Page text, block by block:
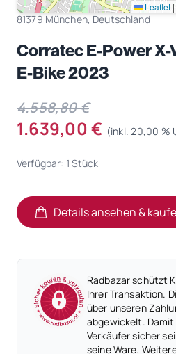
Leaflet |
81379 München, Deutschland
Corratec E-Power X-
E-Bike 2023
4.558,80 €
1.639,00 € (inkl. 20,00 %
Verfügbar: 1 Stück
Details ansehen &
(öffnet in
(öffnet in
Radbazar schützt
Ihrer Transaktion.
über unseren
abgewickelt.
Verkäufer sicher
seine Ware.